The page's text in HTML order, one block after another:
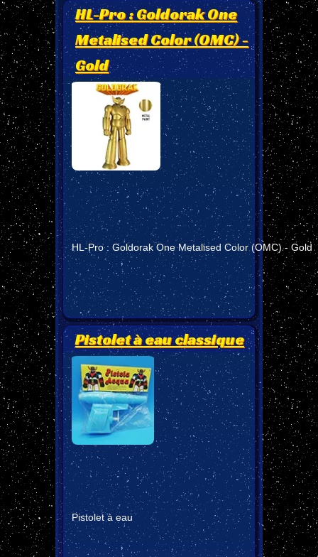
HL-Pro : Goldorak One
Metalised Color (OMC) -
Gold
HL-Pro : Goldorak One Metalised Color (OMC) - Gold
Pistolet à eau classique
Pistolet à eau